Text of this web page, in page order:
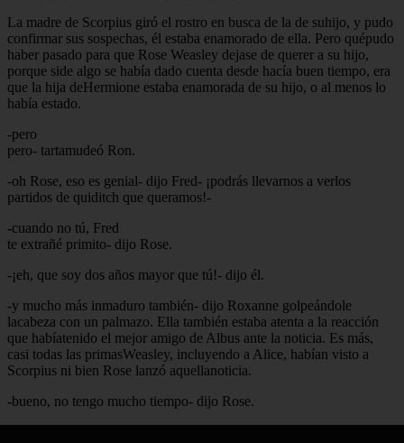
La madre de Scorpius giró el rostro en busca de la de suhijo, y pudo
confirmar sus sospechas, él estaba enamorado de ella. Pero quépudo
haber pasado para que Rose Weasley dejase de querer a su hijo,
porque side algo se había dado cuenta desde hacía buen tiempo, era
que la hija deHermione estaba enamorada de su hijo, o al menos lo
había estado.
-pero
pero- tartamudeó Ron.
-oh Rose, eso es genial- dijo Fred- ¡podrás llevarnos a verlos
partidos de quiditch que queramos!-
-cuando no tú, Fred
te extrañé primito- dijo Rose.
-¡eh, que soy dos años mayor que tú!- dijo él.
-y mucho más inmaduro también- dijo Roxanne golpeándole
lacabeza con un palmazo. Ella también estaba atenta a la reacción
que habíatenido el mejor amigo de Albus ante la noticia. Es más,
casi todas las primasWeasley, incluyendo a Alice, habían visto a
Scorpius ni bien Rose lanzó aquellanoticia.
-bueno, no tengo mucho tiempo- dijo Rose.